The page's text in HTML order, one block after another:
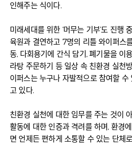
인해주는 식이다.
미래세대를 위한 ‘머무는 기부’도 진행
육원과 결연하고 7명의 리틀 와이퍼스
동, 다회용기에 간식 담기, 폐기물을 이
라탕 주문하기 등 일상 속 친환경 실천
이퍼스는 누구나 자발적으로 참여할
고 있다.
친환경 실천에 대한 임무를 주는 것이
활동에 대한 인증과 격려를 하며, 환경
면 언제든 편하게 소통할 수 있는 단체